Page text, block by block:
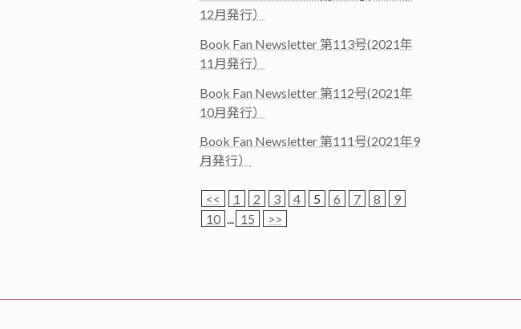
12月発行）
Book Fan Newsletter 第113号(2021年
11月発行）
Book Fan Newsletter 第112号(2021年
10月発行）
Book Fan Newsletter 第111号(2021年9
月発行）
<< 1 2 3 4 5 6 7 8
9
10 ... 15 >>